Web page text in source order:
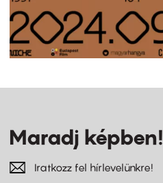
Maradj képben!
Iratkozz fel hírlevelünkre!